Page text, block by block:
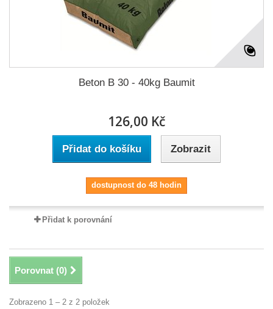
Beton B 30 - 40kg Baumit
126,00 Kč
Přidat do košíku Zobrazit
dostupnost do 48 hodin
Přidat k porovnání
Porovnat (0)
Zobrazeno 1 – 2 z 2 položek